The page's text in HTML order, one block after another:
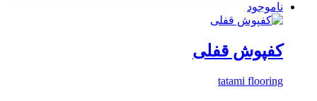
ناموجود
کفپوش قفلی
tatami flooring